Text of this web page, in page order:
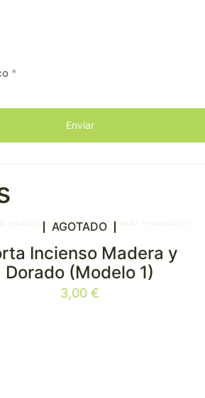
*
AGOTADO
Incienso Madera y
Dorado (Modelo 1)
3,00 €